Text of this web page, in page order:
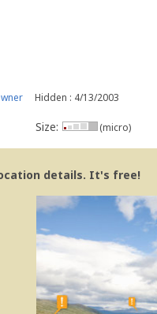
Hidden : 4/13/2003
Size: (micro)
details. It's free!